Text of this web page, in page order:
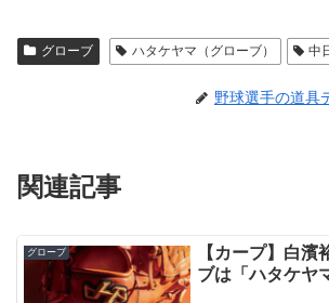
グローブ ハタケヤマ（グローブ） 中
野球選手の道具
関連記事
グローブ
【カープ】白濱
ブは「ハタケヤ